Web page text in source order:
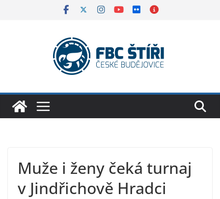
Muže i ženy čeká turnaj
v Jindřichově Hradci